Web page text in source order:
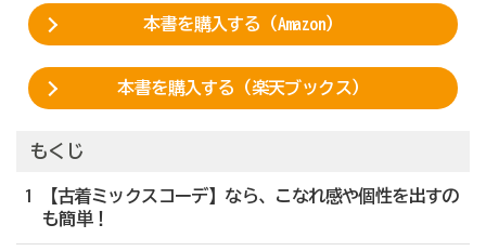
本書を購入する（Amazon）
本書を購入する（楽天ブックス）
もくじ
1 【古着ミックスコーデ】なら、こなれ感や個性を出すの
も簡単！